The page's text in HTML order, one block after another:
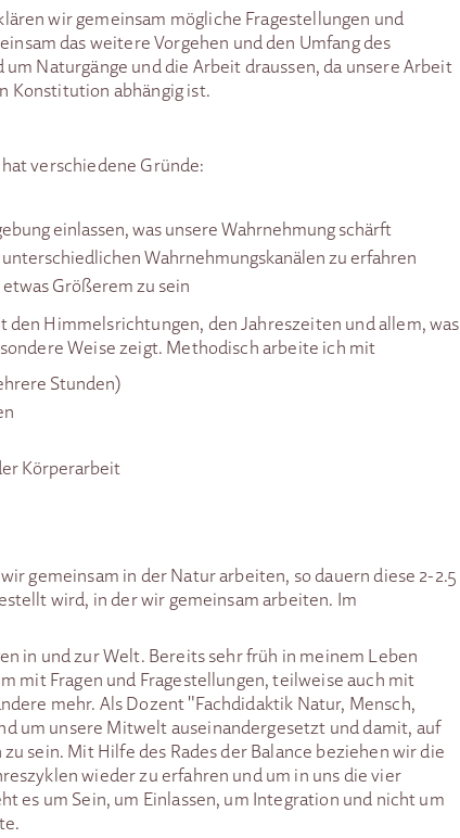
wir gemeinsam mögliche Fragestellungen und
das weitere Vorgehen und den Umfang des
Naturgänge und die Arbeit draussen, da unsere Arbeit
Konstitution abhängig ist.
verschiedene Gründe:
einlassen, was unsere Wahrnehmung schärft
Wahrnehmungskanälen zu erfahren
Größerem zu sein
Himmelsrichtungen, den Jahreszeiten und allem, was
Weise zeigt. Methodisch arbeite ich mit
Stunden)
Körperarbeit
gemeinsam in der Natur arbeiten, so dauern diese 2-2.5
wird, in der wir gemeinsam arbeiten. Im
in und zur Welt. Bereits sehr früh in meinem Leben
mit Fragen und Fragestellungen, teilweise auch mit
mehr. Als Dozent "Fachdidaktik Natur, Mensch,
um unsere Mitwelt auseinandergesetzt und damit, auf
sein. Mit Hilfe des Rades der Balance beziehen wir die
wieder zu erfahren und um in uns die vier
es um Sein, um Einlassen, um Integration und nicht um